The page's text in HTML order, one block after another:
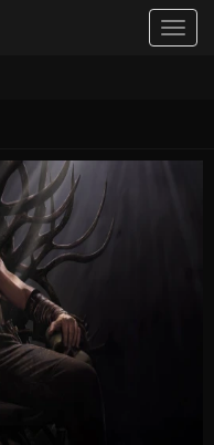
Toggle